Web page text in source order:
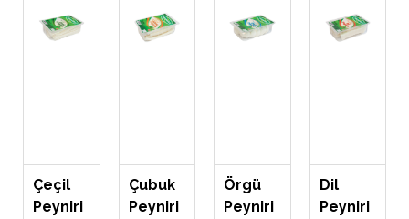
Çeçil
Peyniri
Çubuk
Peyniri
Örgü
Peyniri
Dil
Peyniri